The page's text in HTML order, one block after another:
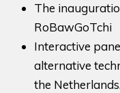
The
RoBawGoTchi
Interactive
alternative
the